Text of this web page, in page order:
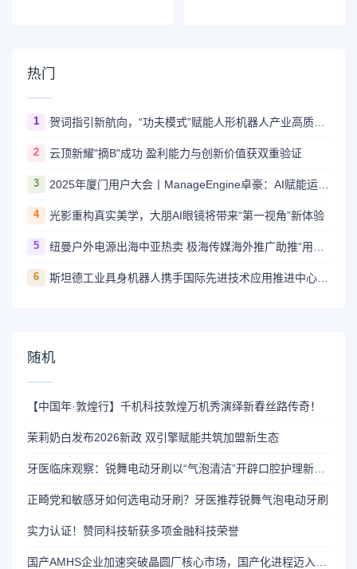
热门
1 贺词指引新航向，“功夫模式”赋能人形机器人产业高质量进阶
2 云顶新耀"摘B"成功 盈利能力与创新价值获双重验证
3 2025年厦门用户大会丨ManageEngine卓豪：AI赋能运维，智启未来新程
4 光影重构真实美学，大朋AI眼镜将带来“第一视角”新体验
5
6 斯坦德工业具身机器人携手国际先进技术应用推进中心（深圳）， 共筑具身智能产业创新生态
随机
【中国年·敦煌行】千机科技敦煌万机秀演绎新春丝路传奇！
茉莉奶白发布2026新政 双引擎赋能共筑加盟新生态
正畸党和敏感牙如何选电动牙刷？牙医推荐锐舞气泡电动牙刷
实力认证！赞同科技斩获多项金融科技荣誉